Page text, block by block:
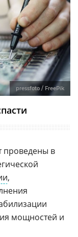
pressfoto / FreePik
проведены в
,
мощностей и